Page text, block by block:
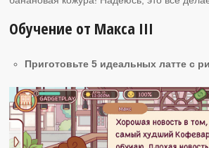
Обучение от Макса ІІI
Приготовьте 5 идеальных латте с